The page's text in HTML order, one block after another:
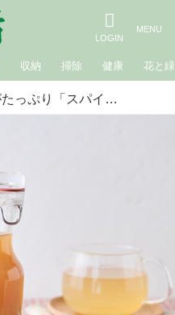
収納 掃除 健康 花と緑
しょうがたっぷり「スパイスジンジャーシロップ」のつくり方。ピリリとおいしい“ドリンクの素”炭酸やお湯割りで自分好みの1杯に｜手づくりお菓子の店・甘堂ふわ作のやさしいおやつ